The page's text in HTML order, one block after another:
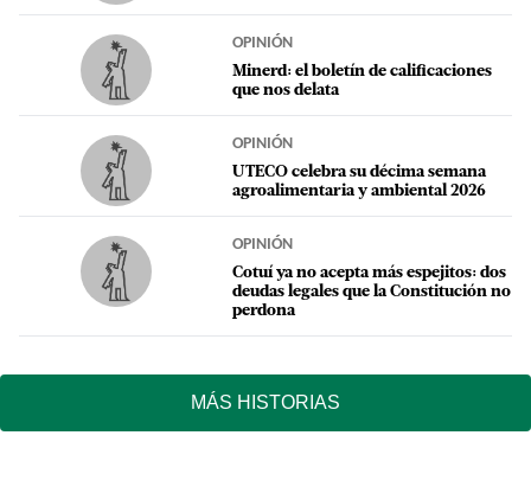
OPINIÓN
Minerd: el boletín de calificaciones
que nos delata
OPINIÓN
UTECO celebra su décima semana
agroalimentaria y ambiental 2026
OPINIÓN
Cotuí ya no acepta más espejitos: dos
deudas legales que la Constitución no
perdona
MÁS HISTORIAS